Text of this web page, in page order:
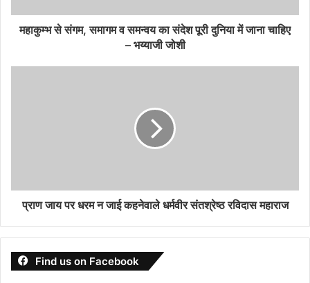
महाकुम्भ से संगम, समागम व समन्वय का संदेश पूरी दुनिया में जाना चाहिए
– भय्याजी जोशी
प्राण जाय पर धरम न जाई कहनेवाले धर्मवीर संतश्रेष्ठ रविदास महाराज
Find us on Facebook